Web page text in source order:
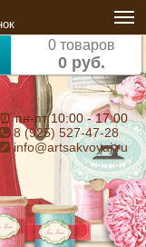
0 товаров
0 руб.
⏰ пн-пт 10:00 - 17:00
8 (925) 527-47-28
info@artsakvoyaj.ru